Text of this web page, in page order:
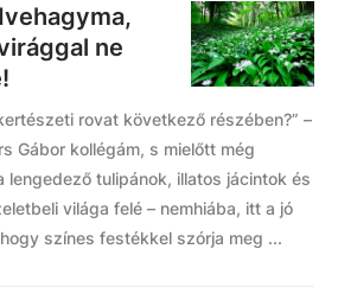
ne
rovat következő részében?” –
Gábor kollégám, s mielőtt még
lengedező tulipánok, illatos jácintok és
világa felé – nemhiába, itt a jó
színes festékkel szórja meg ...